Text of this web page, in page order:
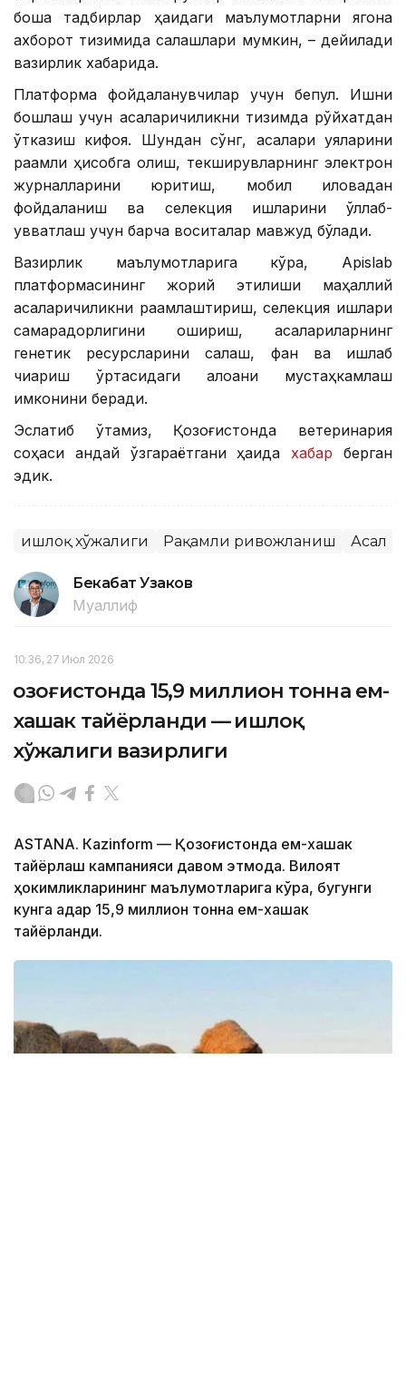
бошқа тадбирлар ҳақидаги маълумотларни ягона
ахборот тизимида сақлашлари мумкин, – дейилади
вазирлик хабарида.
Платформа фойдаланувчилар учун бепул. Ишни
бошлаш учун асаларичиликни тизимда рўйхатдан
ўтказиш кифоя. Шундан сўнг, асалари уяларини
рақамли ҳисобга олиш, текширувларнинг электрон
журналларини юритиш, мобил иловадан
фойдаланиш ва селекция ишларини қўллаб-
қувватлаш учун барча воситалар мавжуд бўлади.
Вазирлик маълумотларига кўра, Apislab
платформасининг жорий этилиши маҳаллий
асаларичиликни рақамлаштириш, селекция ишлари
самарадорлигини ошириш, асалариларнинг
генетик ресурсларини сақлаш, фан ва ишлаб
чиқариш ўртасидаги алоқани мустаҳкамлаш
имконини беради.
Эслатиб ўтамиз, Қозоғистонда ветеринария
соҳаси қандай ўзгараётгани ҳақидахабар берган
эдик.
Қишлоқ хўжалиги Рақамли ривожланиш Асал
Бекабат Узаков
Муаллиф
10:36, 27 Июл 2026
Қозоғистонда 15,9 миллион тонна ем-
хашак тайёрланди — Қишлоқ
хўжалиги вазирлиги
ASTANА. Кazinform — Қозоғистонда ем-хашак
тайёрлаш кампанияси давом этмоқда. Вилоят
ҳокимликларининг маълумотларига кўра, бугунги
кунга қадар 15,9 миллион тонна ем-хашак
тайёрланди.